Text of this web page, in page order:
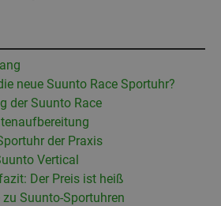
neue Suunto Race Sportuhr?
der Suunto Race
der Praxis
Vertical
Der Preis ist heiß
Suunto-Sportuhren